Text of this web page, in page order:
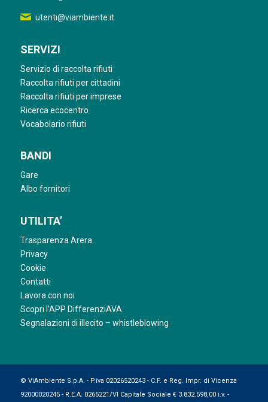
utenti@viambiente.it
SERVIZI
Servizio di raccolta rifiuti
Raccolta rifiuti per cittadini
Raccolta rifiuti per imprese
Ricerca ecocentro
Vocabolario rifiuti
BANDI
Gare
Albo fornitori
UTILITA’
Trasparenza Arera
Privacy
Cookie
Contatti
Lavora con noi
Scopri l’APP DifferenziAVA
Segnalazioni di illecito – whistleblowing
© ViAmbiente S.p.A. - P.iva 02026520243 - C.F. e Reg. Impr. di Vicenza
92000020245 - R.E.A. 0265221/VI Capitale Sociale € 3.832.598,00 i.v. -